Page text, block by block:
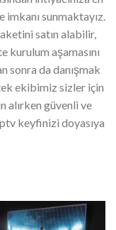
sunmaktayız.
satın alabilir,
aşamasını
sonra da danışmak
ekibimiz sizler için
alırken güvenli ve
keyfinizi doyasıya